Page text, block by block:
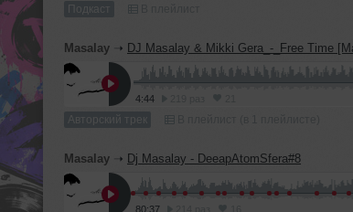
Подкаст
Masalay ➝ DJ Masalay & Mikki Gera_-_Free Time
4:44
Авторский трек
Masalay ➝ Dj Masalay - DeeapAtomSfera#8
80:37